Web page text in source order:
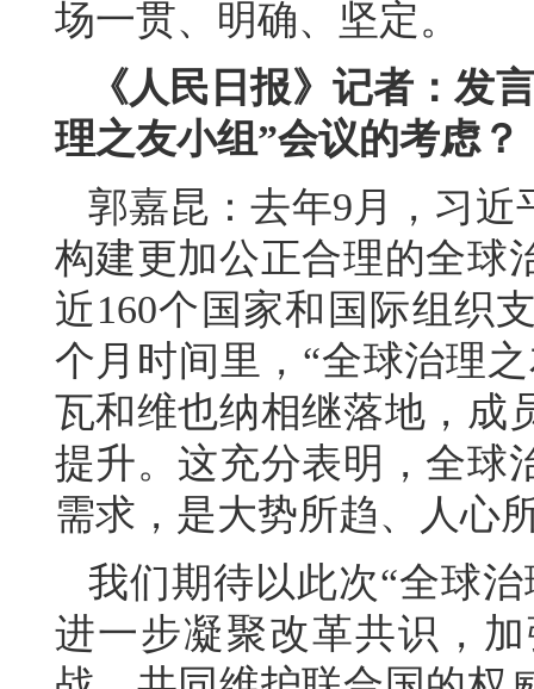
场一贯、明确、坚定。
《人民日报》记者：发
理之友小组”会议的考虑？
郭嘉昆：去年9月，习
构建更加公正合理的全球
近160个国家和国际组织
个月时间里，“全球治理
瓦和维也纳相继落地，成
提升。这充分表明，全球
需求，是大势所趋、人心
我们期待以此次“全球
进一步凝聚改革共识，